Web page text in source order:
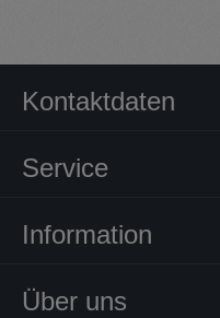
Über uns
Kontaktdaten
Service
Information